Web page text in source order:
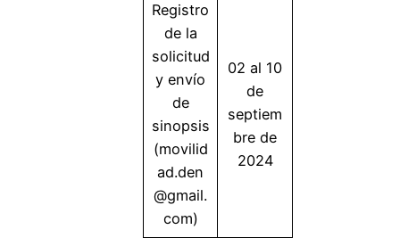
Registro
de la
solicitud
y envío
de
sinopsis
(movilid
ad.den
@gmail.
com)
02 al 10
de
septiem
bre de
2024